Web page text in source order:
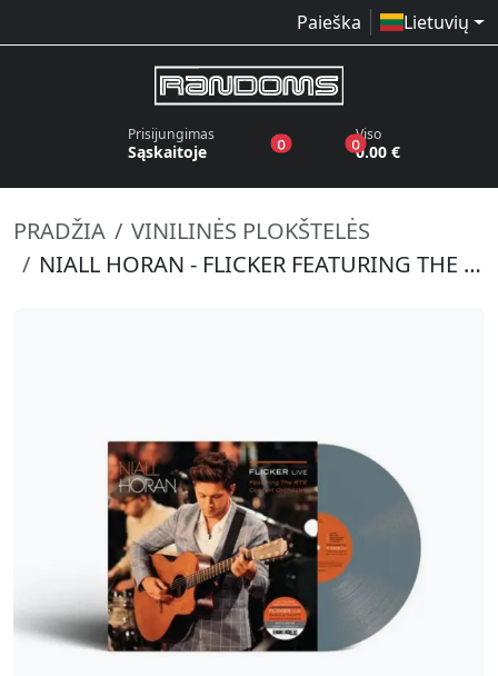
Paieška Lietuvių
Prisijungimas
Sąskaitoje 0produktai pageidavimų sąraše
0produktai
Viso
0.00 €
PRADŽIA
VINILINĖS PLOKŠTELĖS
NIALL HORAN - FLICKER FEATURING THE RTE CONCERT ORCHESTRA (LIVE) (MOONLIGHT GREY) (RSD 2026)